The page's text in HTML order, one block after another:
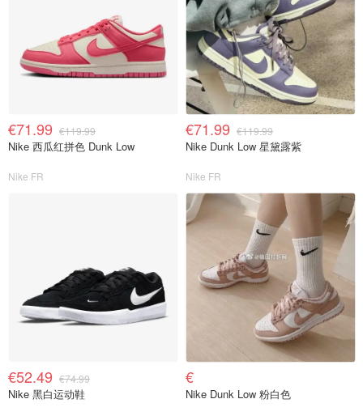
€71.99 €119.99
Nike 西瓜红拼色 Dunk Low
Nike FR
€71.99 €119.99
Nike Dunk Low 星黛露紫
Nike FR
€52.49 €74.99
Nike 黑白运动鞋
€
Nike Dunk Low 粉白色